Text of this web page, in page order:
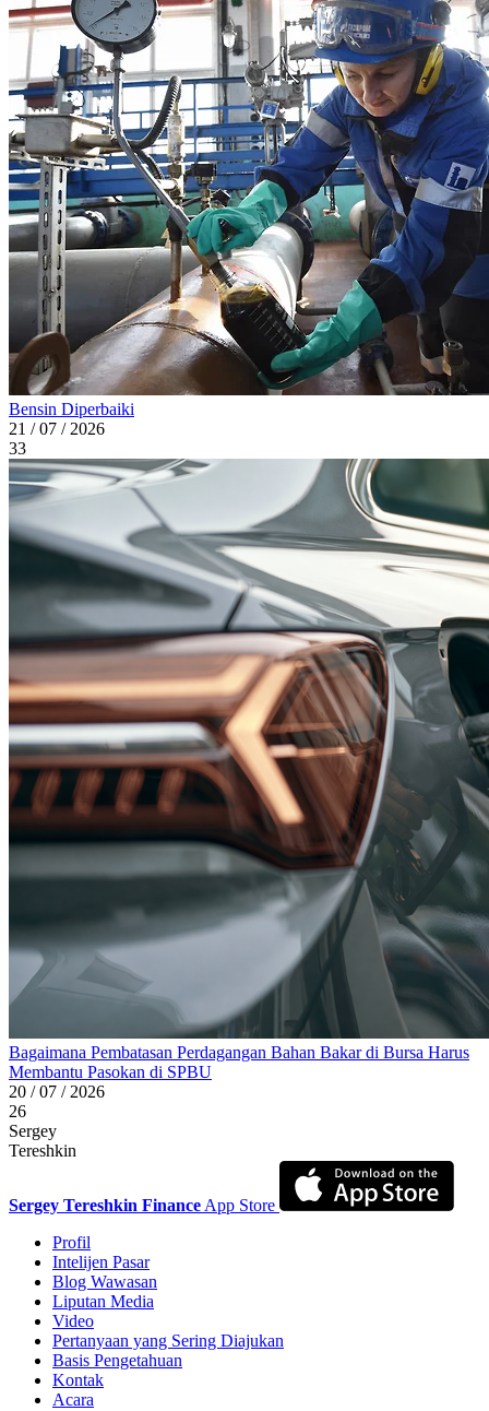
Bensin Diperbaiki
21 / 07 / 2026
33
Bagaimana Pembatasan Perdagangan Bahan Bakar di Bursa Harus
Membantu Pasokan di SPBU
20 / 07 / 2026
26
Sergey
Tereshkin
Sergey Tereshkin Finance App Store
Profil
Intelijen Pasar
Blog Wawasan
Liputan Media
Video
Pertanyaan yang Sering Diajukan
Basis Pengetahuan
Kontak
Acara